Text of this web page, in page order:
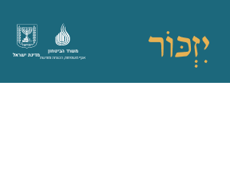
מדינת ישראל
משרד הביטחון
אגף משפחות, הנצחה ומורשת